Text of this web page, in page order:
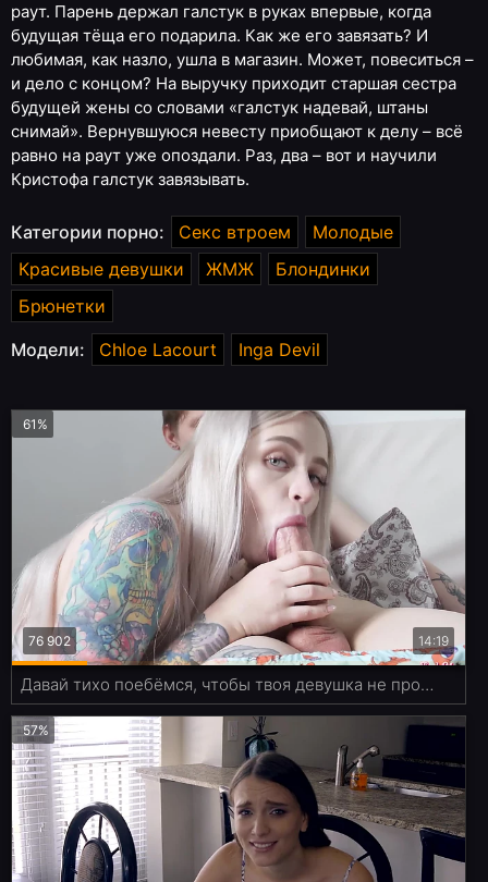
раут. Парень держал галстук в руках впервые, когда
будущая тёща его подарила. Как же его завязать? И
любимая, как назло, ушла в магазин. Может, повеситься –
и дело с концом? На выручку приходит старшая сестра
будущей жены со словами «галстук надевай, штаны
снимай». Вернувшуюся невесту приобщают к делу – всё
равно на раут уже опоздали. Раз, два – вот и научили
Кристофа галстук завязывать.
Категории порно: Секс втроем
Молодые
Красивые девушки
ЖМЖ
Блондинки
Брюнетки
Модели:
Chloe Lacourt Inga Devil
14:19
61%
76 902
Давай тихо поебёмся, чтобы твоя девушка не проснулась
57%